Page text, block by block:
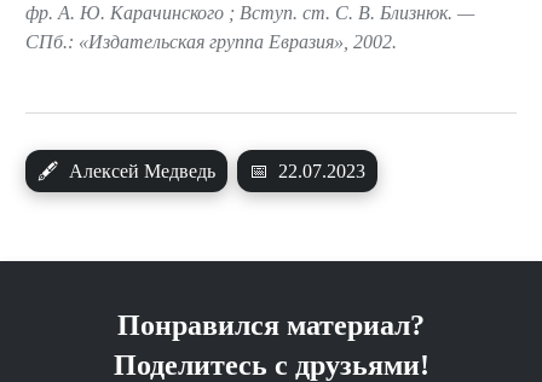
🖋 Алексей Медведь 📅 22.07.2023
фр. А. Ю. Карачинского ; Вступ. ст. С. В. Близнюк. —
СПб.: «Издательская группа Евразия», 2002.
Понравился материал?
Поделитесь с друзьями!